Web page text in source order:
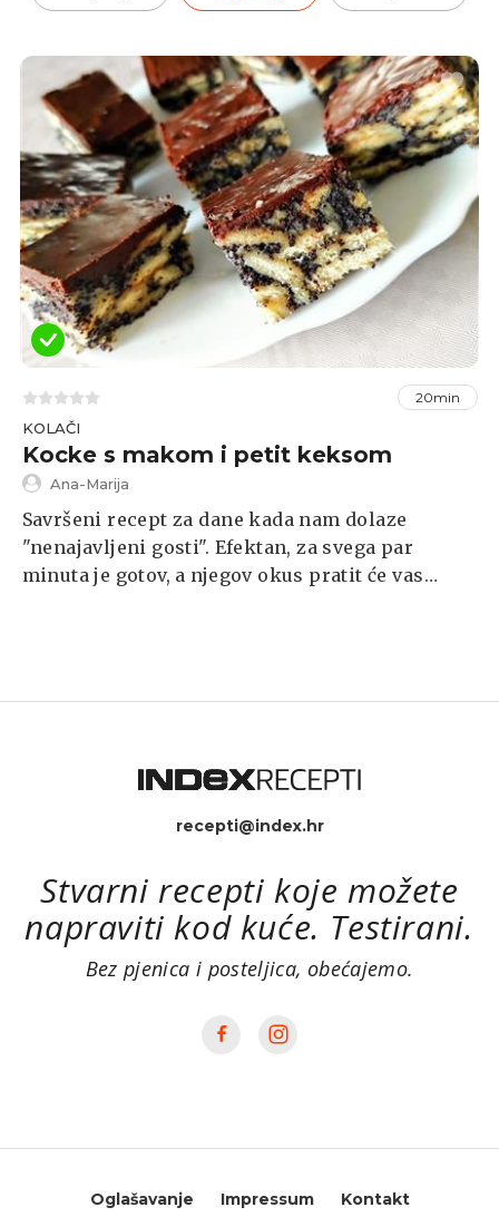
20min
KOLAČI
Kocke s makom i petit keksom
Ana-Marija
Savršeni recept za dane kada nam dolaze
"nenajavljeni gosti". Efektan, za svega par
minuta je gotov, a njegov okus pratit će vas
recepti@index.hr
Stvarni recepti koje možete
napraviti kod kuće. Testirani.
Bez pjenica i posteljica, obećajemo.
Oglašavanje Impressum Kontakt